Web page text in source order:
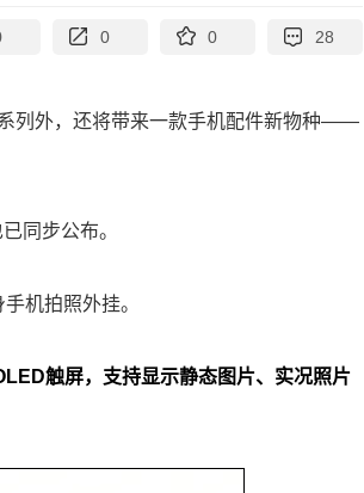
0 0 28
列外，还将带来一款手机配件新物种——
同步公布。
机拍照外挂。
触屏，支持显示静态图片、实况照片